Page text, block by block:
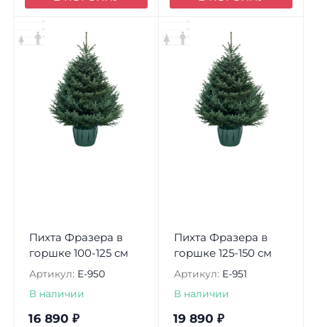
Пихта Фразера в
горшке 100-125 см
Артикул: E-950
В наличии
16 890 ₽
Пихта Фразера в
горшке 125-150 см
Артикул: E-951
В наличии
19 890 ₽